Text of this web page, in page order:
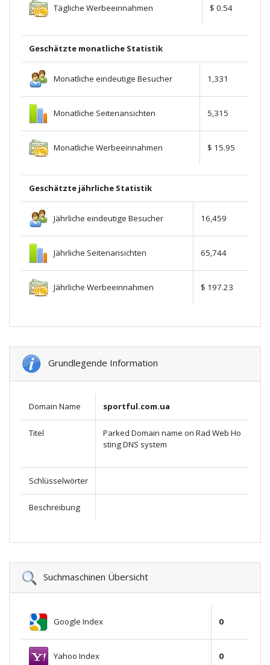
Tägliche Werbeeinnahmen $ 0.54
Geschätzte monatliche Statistik
Monatliche eindeutige Besucher 1,331
Monatliche Seitenansichten 5,315
Monatliche Werbeeinnahmen $ 15.95
Geschätzte jährliche Statistik
Jährliche eindeutige Besucher 16,459
Jährliche Seitenansichten 65,744
Jährliche Werbeeinnahmen $ 197.23
Grundlegende Information
Domain Name sportful.com.ua
Titel
Parked Domain name on Rad Web Ho
sting DNS system
Schlüsselwörter
Beschreibung
Suchmaschinen Übersicht
Google Index 0
Yahoo Index 0